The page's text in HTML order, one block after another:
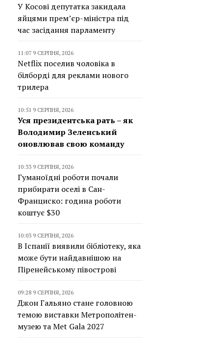
У Косові депутатка закидала
яйцями прем’єр-міністра під
час засідання парламенту
11:07 9 СЕРПНЯ, 2026
Netflix поселив чоловіка в
білборді для реклами нового
трилера
10:51 9 СЕРПНЯ, 2026
Уся президентська рать – як
Володимир Зеленський
оновлював свою команду
10:33 9 СЕРПНЯ, 2026
Гуманоїдні роботи почали
прибирати оселі в Сан-
Франциско: година роботи
коштує $30
10:03 9 СЕРПНЯ, 2026
В Іспанії виявили бібліотеку, яка
може бути найдавнішою на
Піренейському півострові
09:28 9 СЕРПНЯ, 2026
Джон Гальяно стане головною
темою виставки Метрополітен-
музею та Met Gala 2027